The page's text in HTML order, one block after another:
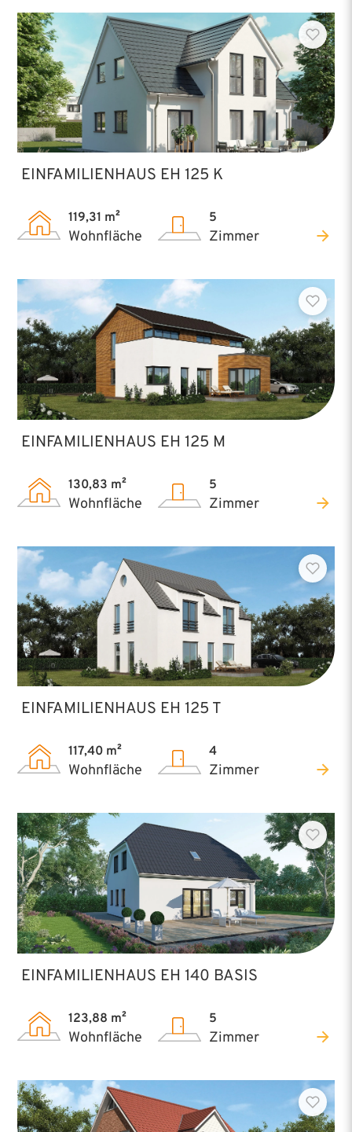
EINFAMILIENHAUS EH 125 K
119,31 m²
Wohnfläche
5
Zimmer
EINFAMILIENHAUS EH 125 M
130,83 m²
Wohnfläche
5
Zimmer
EINFAMILIENHAUS EH 125 T
117,40 m²
Wohnfläche
4
Zimmer
EINFAMILIENHAUS EH 140 BASIS
123,88 m²
Wohnfläche
5
Zimmer